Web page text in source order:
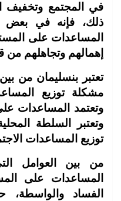
في المجتمع وتخفيف
ذلك، فإنه في بعض
المساعدات على
إهمالهم وتجاهلهم من
تعتبر بنسليمان من
مشكلة توزيع
وتعتمد المساعدات
وتعتبر السلطة
توزيع المساعدات
من بين العوامل
المساعدات على
الفساد والواسطة،